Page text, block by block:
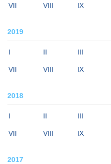
VII VIII IX
2019
I II III
VII VIII IX
2018
I II III
VII VIII IX
2017